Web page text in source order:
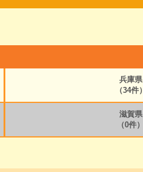
兵庫県
（34件）
滋賀県
（0件）